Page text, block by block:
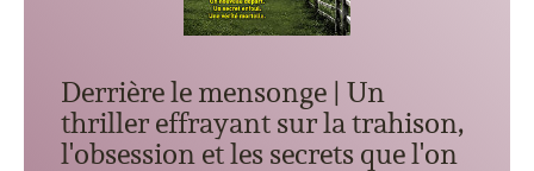
Derrière le mensonge | Un
thriller effrayant sur la trahison,
l'obsession et les secrets que l'on